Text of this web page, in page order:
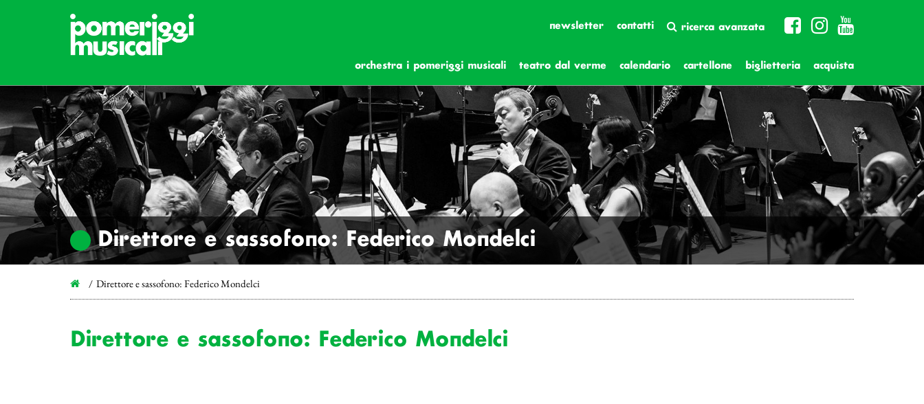
newsletter contatti ricerca avanzata
orchestra i pomeriggi musicali teatro dal verme calendario cartellone biglietteria acquista
Direttore e sassofono: Federico Mondelci
Direttore e sassofono: Federico Mondelci
Direttore e sassofono: Federico Mondelci